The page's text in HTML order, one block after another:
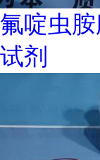
氟啶虫
试剂